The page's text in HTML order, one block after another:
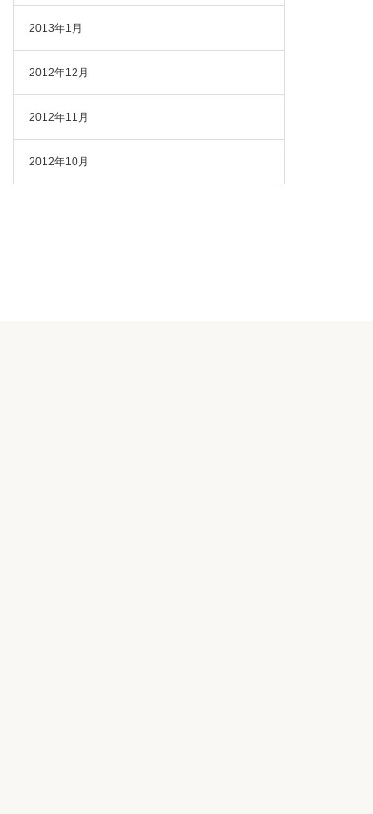
2013年1月
2012年12月
2012年11月
2012年10月